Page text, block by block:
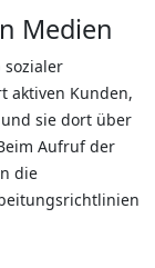
Medien
aktiven Kunden,
sie dort über
Aufruf der
die